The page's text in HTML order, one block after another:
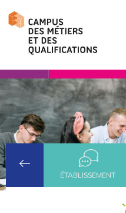
ÉTABLISSEMENT